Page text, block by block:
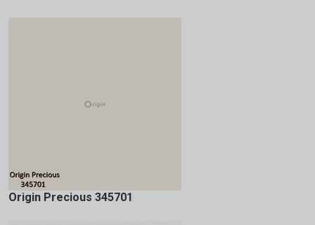
Origin Precious 345701